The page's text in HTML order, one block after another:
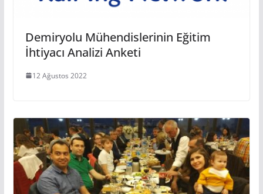
Demiryolu Mühendislerinin Eğitim
İhtiyacı Analizi Anketi
12 Ağustos 2022